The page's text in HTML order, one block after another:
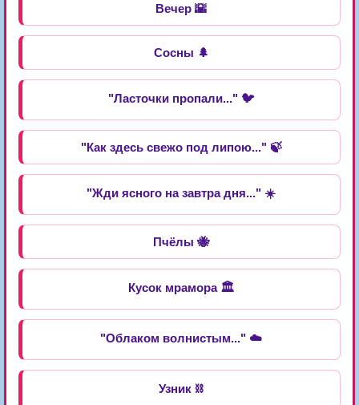
Вечер 🌇
Сосны 🌲
"Ласточки пропали..." 🐦
"Как здесь свежо под липою..." 🍃
"Жди ясного на завтра дня..." ☀️
Пчёлы 🐝
Кусок мрамора 🏛️
"Облаком волнистым..." ☁️
Узник ⛓️